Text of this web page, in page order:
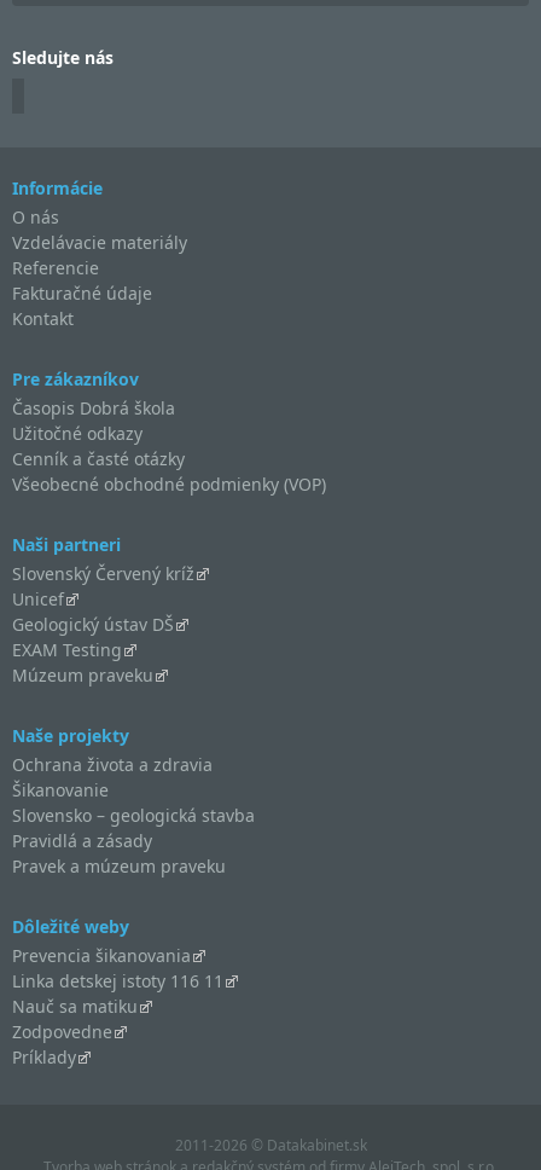
Sledujte nás
Informácie
O nás
Vzdelávacie materiály
Referencie
Fakturačné údaje
Kontakt
Pre zákazníkov
Časopis Dobrá škola
Užitočné odkazy
Cenník a časté otázky
Všeobecné obchodné podmienky (VOP)
Naši partneri
Slovenský Červený kríž
Unicef
Geologický ústav DŠ
EXAM Testing
Múzeum praveku
Naše projekty
Ochrana života a zdravia
Šikanovanie
Slovensko – geologická stavba
Pravidlá a zásady
Pravek a múzeum praveku
Dôležité weby
Prevencia šikanovania
Linka detskej istoty 116 11
Nauč sa matiku
Zodpovedne
Príklady
2011-2026 © Datakabinet.sk